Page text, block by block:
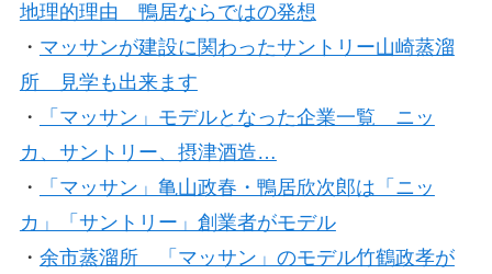
地理的理由 鴨居ならではの発想
・ マッサンが建設に関わったサントリー山崎蒸溜
所 見学も出来ます
・
「マッサン」モデルとなった企業一覧 ニッ
カ、サントリー、摂津酒造…
・
「マッサン」亀山政春・鴨居欣次郎は「ニッ
カ」「サントリー」創業者がモデル
・ 余市蒸溜所 「マッサン」のモデル竹鶴政孝が